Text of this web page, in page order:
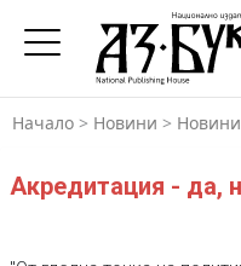
Начало > Новини >
Акредитация - да,